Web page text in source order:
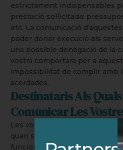
estrictament indispensables
prestació sol·licitada:
etc. La comunicació
poder donar execució als
una possible denegació de la
vostra comportarà per a
impossibilitat de complir amb
acordades.
Destinataris Als Quals
Comunicar Les
Les vostres dades no es
quan sigui necessari i
funcional) per al